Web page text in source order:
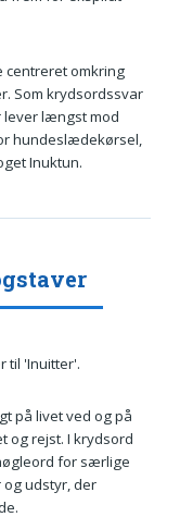
centreret omkring
Som krydsordssvar
længst mod
hundeslædekørsel,
Inuktun.
til 'Inuitter'.
på livet ved og på
og rejst. I krydsord
for særlige
udstyr, der